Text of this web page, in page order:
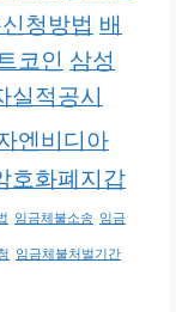
청방법 배
코인 삼성
실적공시
엔비디아
호화폐지갑
임금체불소송 임금
임금체불처벌기간